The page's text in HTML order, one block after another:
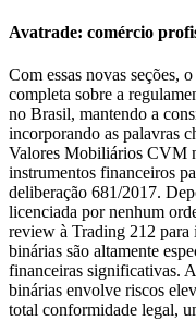
Avatrade: comércio
Com essas novas seções,
completa sobre a
no Brasil, mantendo a
incorporando as palavras
Valores Mobiliários CVM
instrumentos financeiros
deliberação 681/2017.
licenciada por nenhum
review à Trading 212 para
binárias são altamente
financeiras significativas.
binárias envolve riscos
total conformidade legal,